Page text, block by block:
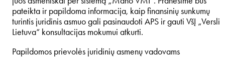
pateikta ir papildoma informacija, kaip finansinių sunkumų
turintis juridinis asmuo gali pasinaudoti APS ir gauti VšĮ „Versli
Lietuva“ konsultacijas mokumui atkurti.
Papildomos prievolės juridinių asmenų vadovams